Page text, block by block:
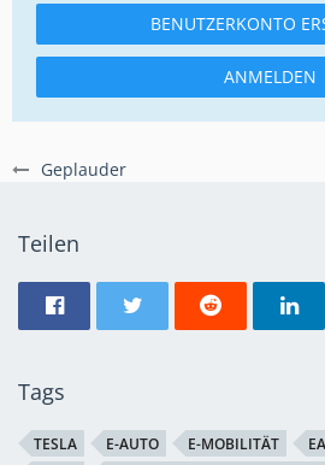
Geplauder
BENUTZERKONTO
ANMELDEN
Teilen
Tags
TESLA E-AUTO E-MOBILITÄT